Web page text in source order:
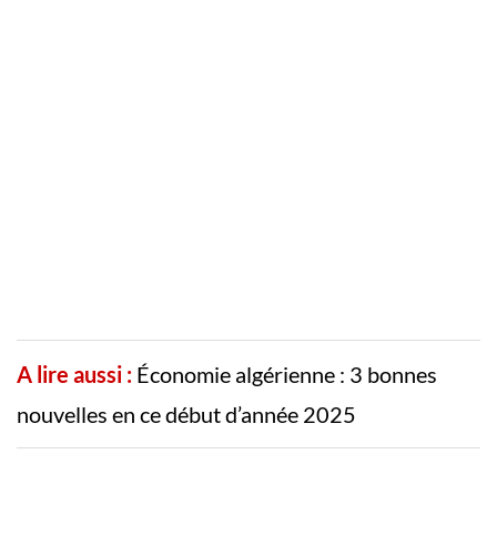
A lire aussi : Économie algérienne : 3 bonnes
nouvelles en ce début d’année 2025